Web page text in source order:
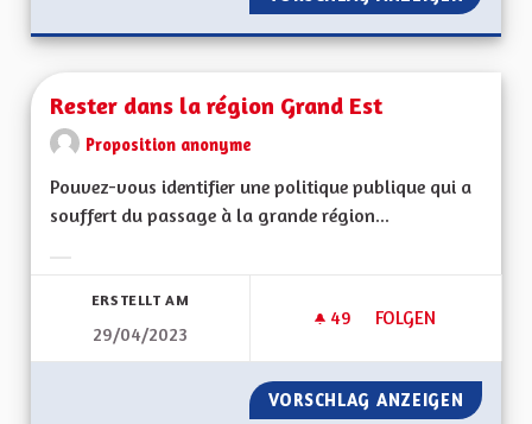
Rester dans la région Grand Est
Proposition anonyme
Pouvez-vous identifier une politique publique qui a
souffert du passage à la grande région...
ERSTELLT AM
29/04/2023
49 49 FOLLOWER
FOLGEN
RESTER DANS LA
VORSCHLAG ANZEIGEN